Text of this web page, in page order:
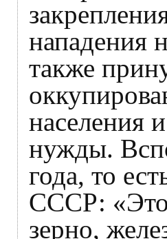
нападения
также
населения
нужды.
года, то
СССР: «Это
зерно,